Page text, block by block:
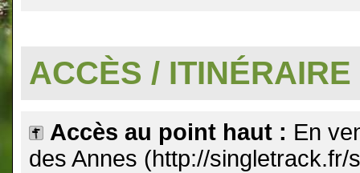
ACCÈS / ITINÉRAIRE
Accès au point haut : En
des Annes (http://